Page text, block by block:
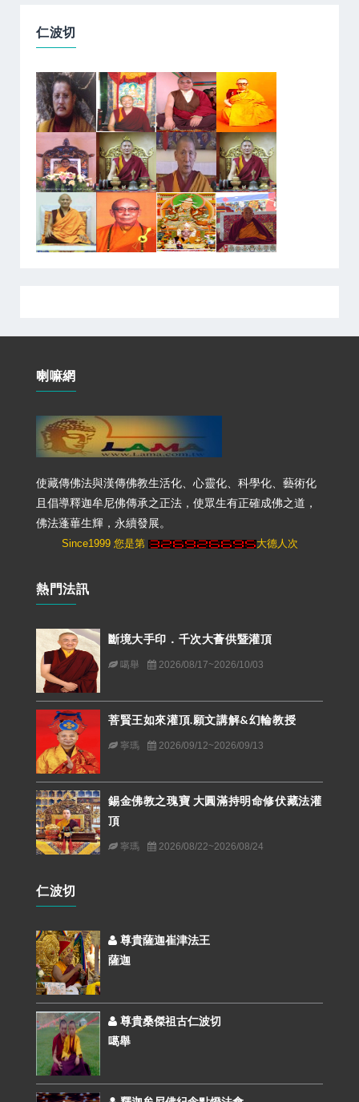
仁波切
喇嘛網
使藏傳佛法與漢傳佛教生活化、心靈化、科學化、藝術化
且倡導釋迦牟尼佛傳承之正法，使眾生有正確成佛之道，
佛法蓬蓽生輝，永續發展。
Since1999 您是第 大德人次
熱門法訊
斷境大手印．千次大薈供暨灌頂
噶舉 2026/08/17~2026/10/03
菩賢王如來灌頂.願文講解&幻輪教授
寧瑪 2026/09/12~2026/09/13
錫金佛教之瑰寶 大圓滿持明命修伏藏法灌
頂
寧瑪 2026/08/22~2026/08/24
仁波切
尊貴薩迦崔津法王
薩迦
尊貴桑傑祖古仁波切
噶舉